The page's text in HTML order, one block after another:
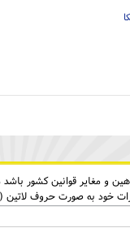
و مغایر قوانین کشور
خود به صورت حروف لاتین